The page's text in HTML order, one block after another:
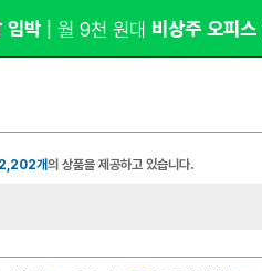
합 카페 🎉가입만 해도 1,000원
개의 상품을 제공하고 있습니다.